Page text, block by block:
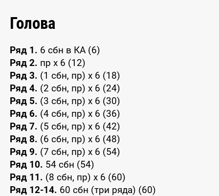
Голова
Ряд 1. 6 сбн в КА (6)
Ряд 2. пр x 6 (12)
Ряд 3. (1 сбн, пр) x 6 (18)
Ряд 4. (2 сбн, пр) x 6 (24)
Ряд 5. (3 сбн, пр) x 6 (30)
Ряд 6. (4 сбн, пр) x 6 (36)
Ряд 7. (5 сбн, пр) x 6 (42)
Ряд 8. (6 сбн, пр) x 6 (48)
Ряд 9. (7 сбн, пр) x 6 (54)
Ряд 10. 54 сбн (54)
Ряд 11. (8 сбн, пр) x 6 (60)
Ряд 12-14. 60 сбн (три ряда) (60)